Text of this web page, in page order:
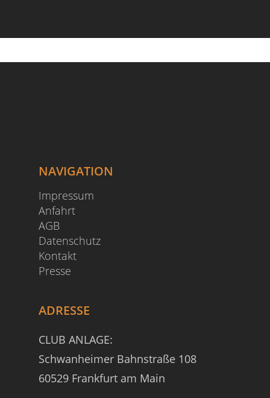
NAVIGATION
Impressum
Anfahrt
AGB
Datenschutz
Kontakt
Presse
ADRESSE
CLUB ANLAGE:
Schwanheimer Bahnstraße 108
60529 Frankfurt am Main